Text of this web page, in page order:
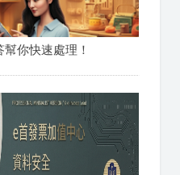
你快速處理！